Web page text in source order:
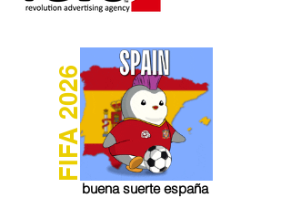
buena suerte españa
FIFA 2026